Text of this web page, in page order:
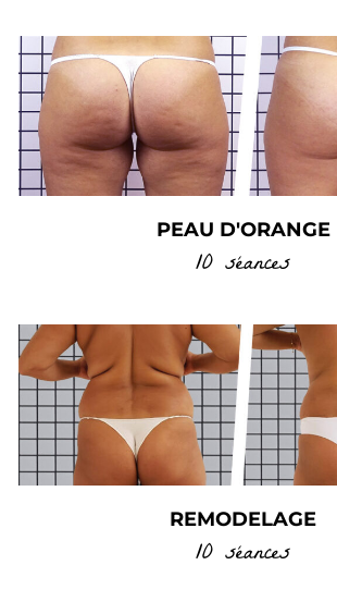
PEAU D'ORANGE
10 séances
REMODELAGE
10 séances